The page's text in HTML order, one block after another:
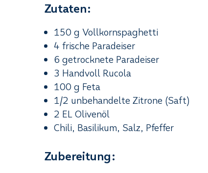
Zutaten:
150 g Vollkornspaghetti
4 frische Paradeiser
6 getrocknete Paradeiser
3 Handvoll Rucola
100 g Feta
1/2 unbehandelte Zitrone (Saft)
2 EL Olivenöl
Chili, Basilikum, Salz, Pfeffer
Zubereitung: